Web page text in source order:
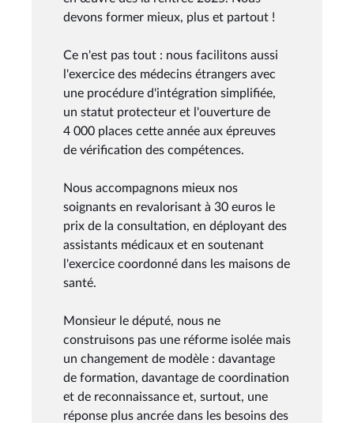
devons former mieux, plus et partout !
Ce n'est pas tout : nous facilitons aussi
l'exercice des médecins étrangers avec
une procédure d'intégration simplifiée,
un statut protecteur et l'ouverture de
4 000 places cette année aux épreuves
de vérification des compétences.
Nous accompagnons mieux nos
soignants en revalorisant à 30 euros le
prix de la consultation, en déployant des
assistants médicaux et en soutenant
l'exercice coordonné dans les maisons de
santé.
Monsieur le député, nous ne
construisons pas une réforme isolée mais
un changement de modèle : davantage
de formation, davantage de coordination
et de reconnaissance et, surtout, une
réponse plus ancrée dans les besoins des